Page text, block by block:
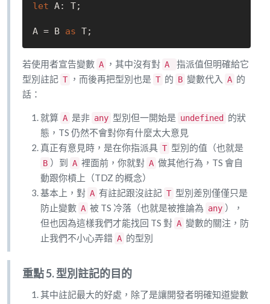
let A: T;
A = B as
若使用者宣告變數 A ，其中沒有對 A
指派值但明確給它
型別註記 T ，而後再把型別也是 T 的 B 變數代入 A 的
話：
就算 A 是非 any 型別但一開始是 undefined 的狀
態，TS 仍然不會對你有什麼太大意見
真正有意見時，是在你指派具 T 型別的值（也就是
B ）到 A 裡面前，你就對 A 做其他行為，TS 會自
動跟你槓上（TDZ 的概念）
基本上，對 A 有註記跟沒註記 T 型別差別僅僅只是
防止變數 A 被 TS 冷落（也就是被推論為 any ），
但也因為這樣我們才能找回 TS 對 A 變數的關注，防
止我們不小心弄錯 A 的型別
重點 5. 型別註記的目的
其中註記最大的好處，除了是讓開發者明確知道變數